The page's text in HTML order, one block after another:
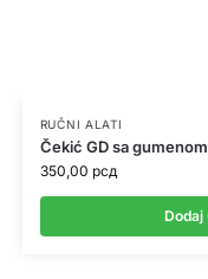
RUČNI ALATI
Čekić GD sa
350,00 рсд
Dodaj